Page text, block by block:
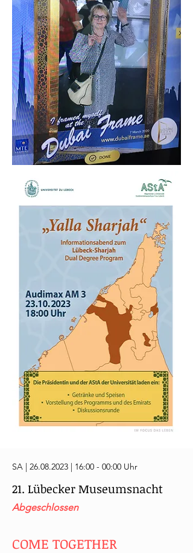
SA | 26.08.2023 | 16:00 - 00:00 Uhr
21. Lübecker Museumsnacht
Abgeschlossen
COME TOGETHER